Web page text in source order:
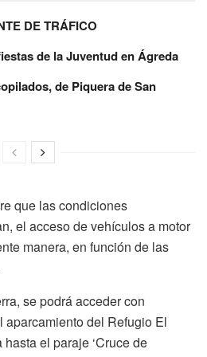
DE TRÁFICO
de la Juventud en Ágreda
de Piquera de San
que las condiciones
el acceso de vehículos a motor
manera, en función de las
se podrá acceder con
aparcamiento del Refugio El
el paraje ‘Cruce de